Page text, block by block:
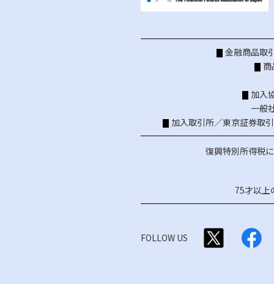
金融商品取
加入
一般
加入取引所／東京証券取
復興特別所得税
75才以上
FOLLOW US